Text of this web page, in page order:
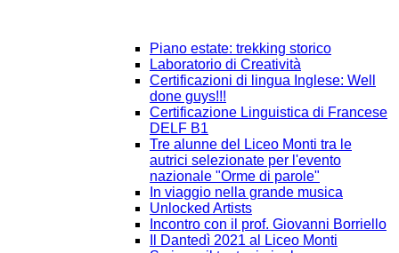
Piano estate: trekking storico
Laboratorio di Creatività
Certificazioni di lingua Inglese: Well
done guys!!!
Certificazione Linguistica di Francese
DELF B1
Tre alunne del Liceo Monti tra le
autrici selezionate per l'evento
nazionale "Orme di parole"
In viaggio nella grande musica
Unlocked Artists
Incontro con il prof. Giovanni Borriello
Il Dantedì 2021 al Liceo Monti